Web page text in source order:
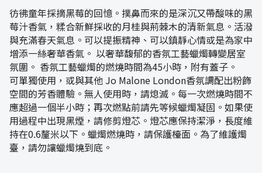
彷彿童年採摘黑莓的回憶。撲鼻而來的是深沉又帶酸味的黑
莓汁香氣，糅合新鮮採收的月桂與荊棘木的清新氣息。活潑
與充滿春天氣息。可以提振精神、可以鎮靜心情或是為家中
增添一絲奢華香氣。 以奢華馥郁的香氛工藝蠟燭轉變居室
氛圍。 香氛工藝蠟燭的燃燒時間為45小時，附有蓋子。
可單獨使用，或與其他 Jo Malone London香氛調配出粉飾
空間的芳香體驗。無人使用時，請熄滅。每一次燃燒時間不
應超過一個半小時；再次燃點前請先等候蠟燭凝固。如果使
用過程中出現黑煙，請修剪燈芯。燈芯應保持潔淨，長度維
持在0.6釐米以下。蠟燭燃燒時，請保護檯面。為了維護燭
臺，請勿讓蠟燭燒到底。